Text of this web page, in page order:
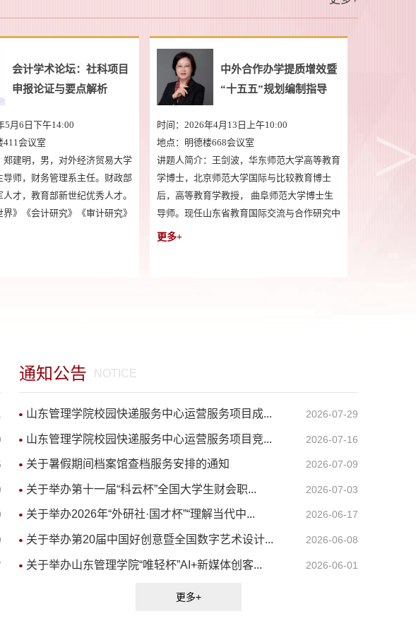
国家社科基金项目申报规
范、技巧与案例
时间：2025年12月30日上午9:00
地点：明远楼报告厅
讲题人简介：文传浩，陕西师范大学生物教育
学士（1996）、云南大学生态学硕士
（1999）、博士（2002），生态经济学教授
（二级，2012）。先后担任云南大学、中南
财经政法、三峡大学、重庆工商大学、云南师
昆明市十大杰出青年（2000）、全国青年委
员（2005），九三贵州省委常委（2006）、
重庆市政协委员（2010）、九三重庆市经济
（2011）等。先后主持完成2项国家社科基金
重大招标项目（11&ZD161、20&ZD095）、
（18JJD790018），以及国家社科、国家自
科、科技部、教育部等项目30余项；多项成
果被中共中央、国务院、全国政协、九三学社
先后获得包括第八届教育部高校人文社科优秀
级一、二、三等奖近20项。自主探索创建的
论文写作及课题申报体会
时间：2025年12月10日下午14:00
地点：明德楼668会议室
讲题人简介：黄宏斌，女，天津财经大学会计
学院教授，博士、博士后、博士研究生导师，
入选天津市“131”创新型人才第二层次
（2017）、天津财经大学“优秀青年学者”
市财政局重点会计科研项目3项。近年来，以
第一作者身份在《金融研究》《南开管理评
发表论文60余篇。分别获得天津市第十七
届、第十四届和第十六届社会科学优秀成果一
大学学报》《经济与管理研究》《现代财经》
审稿专家，担任《重庆工商大学学报》学科编
委。 为天津财经大学本科、硕士、博士三个
分析》《管理会计》《企业资本运作》等课
通知公告 NOTICE
山东管理学院校园快递服务中心运营服务项目成... 2026-07-29
山东管理学院校园快递服务中心运营服务项目竞... 2026-07-16
关于暑假期间档案馆查档服务安排的通知 2026-07-09
关于举办第十一届“科云杯”全国大学生财会职... 2026-07-03
关于举办2026年“外研社·国才杯”“理解当代中... 2026-06-17
关于举办第20届中国好创意暨全国数字艺术设计... 2026-06-08
关于举办山东管理学院“唯轻杯”AI+新媒体创客... 2026-06-01
更多+